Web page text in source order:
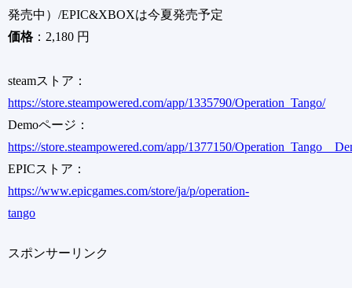
発売中）/EPIC&XBOXは今夏発売予定
価格：2,180 円
steamストア：
https://store.steampowered.com/app/1335790/Operation_Tango/
Demoページ：
https://store.steampowered.com/app/1377150/
EPICストア：
https://www.epicgames.com/store/ja/p/operation-
tango
スポンサーリンク